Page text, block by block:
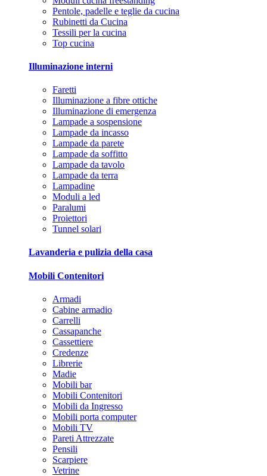
Pentole, padelle e teglie da cucina
Rubinetti da Cucina
Tessili per la cucina
Top cucina
Illuminazione interni
Faretti
Illuminazione a fibre ottiche
Illuminazione di emergenza
Lampade a sospensione
Lampade da incasso
Lampade da parete
Lampade da soffitto
Lampade da tavolo
Lampade da terra
Lampadine
Moduli a led
Paralumi
Proiettori
Tunnel solari
Lavanderia e pulizia della casa
Mobili Contenitori
Armadi
Cabine armadio
Carrelli
Cassapanche
Cassettiere
Credenze
Librerie
Madie
Mobili bar
Mobili Contenitori
Mobili da Ingresso
Mobili porta computer
Mobili TV
Pareti Attrezzate
Pensili
Scarpiere
Vetrine